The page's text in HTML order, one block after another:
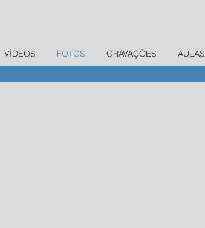
VÍDEOS FOTOS GRAVAÇÕES AULAS